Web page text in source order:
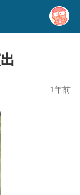
1年前